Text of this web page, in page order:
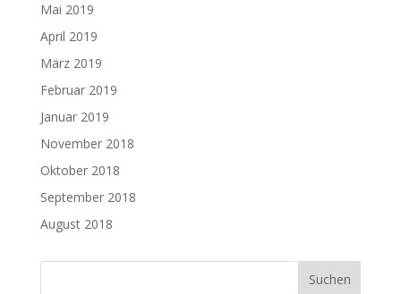
Mai 2019
April 2019
März 2019
Februar 2019
Januar 2019
November 2018
Oktober 2018
September 2018
August 2018